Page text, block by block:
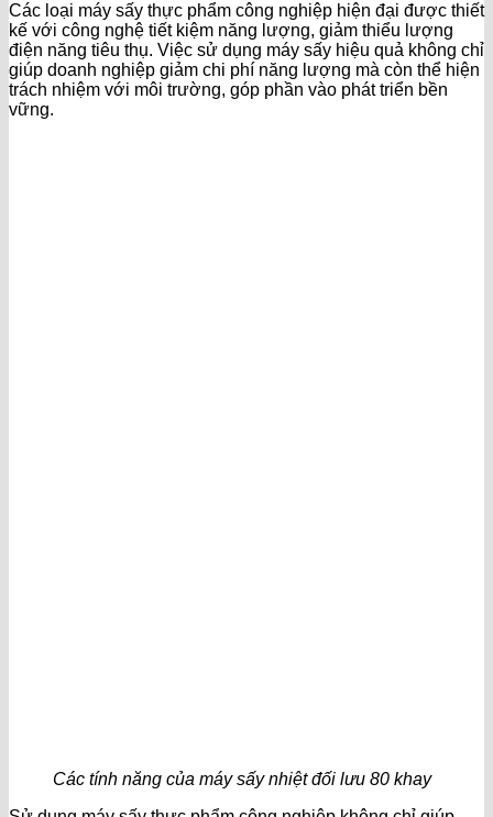
Các loại máy sấy thực phẩm công nghiệp hiện đại được thiết
kế với công nghệ tiết kiệm năng lượng, giảm thiểu lượng
điện năng tiêu thụ. Việc sử dụng máy sấy hiệu quả không chỉ
giúp doanh nghiệp giảm chi phí năng lượng mà còn thể hiện
trách nhiệm với môi trường, góp phần vào phát triển bền
vững.
Các tính năng của máy sấy nhiệt đối lưu 80 khay